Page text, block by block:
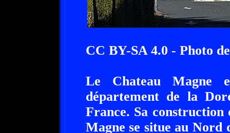
CC BY-SA 4.0 - Photo
Le Chateau Magne
département de la
France. Sa
Magne se situe au